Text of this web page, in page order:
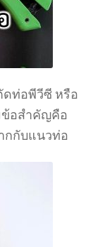
ดท่อพีวีซี หรือ
ข้อสำคัญคือ
กกับแนวท่อ